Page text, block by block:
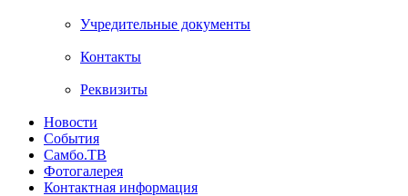
Учредительные документы
Контакты
Реквизиты
Новости
События
Самбо.ТВ
Фотогалерея
Контактная информация